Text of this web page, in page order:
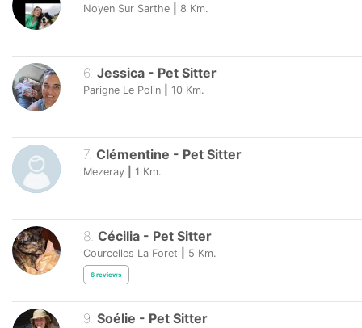
Noyen Sur Sarthe 8 Km.
6. Jessica - Pet Sitter
Parigne Le Polin 10 Km.
7. Clémentine - Pet Sitter
Mezeray 1 Km.
8. Cécilia - Pet Sitter
Courcelles La Foret 5 Km.
6 reviews
9 Soélie - Pet Sitter